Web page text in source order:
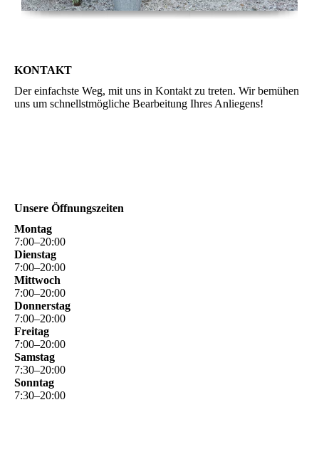
KONTAKT
Der einfachste Weg, mit uns in Kontakt zu treten. Wir bemühen
uns um schnellstmögliche Bearbeitung Ihres Anliegens!
Unsere Öffnungszeiten
Montag
7:00–20:00
Dienstag
7:00–20:00
Mittwoch
7:00–20:00
Donnerstag
7:00–20:00
Freitag
7:00–20:00
Samstag
7:30–20:00
Sonntag
7:30–20:00